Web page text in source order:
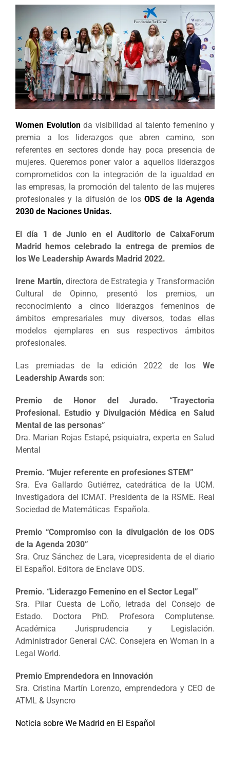
Women Evolutionda visibilidad al talento femenino y
premia a los liderazgos que abren camino, son
referentes en sectores donde hay poca presencia de
mujeres. Queremos poner valor a aquellos liderazgos
comprometidos con la integración de la igualdad en
las empresas, la promoción del talento de las mujeres
profesionales y la difusión de los ODS de la Agenda
2030 de Naciones Unidas.
El día 1 de Junio en el Auditorio de CaixaForum
Madrid hemos celebrado la entrega de premios de
los We Leadership Awards Madrid 2022.
Irene Martín, directora de Estrategia y Transformación
Cultural de Opinno, presentó los premios,
un
reconocimiento a cinco liderazgos femeninos de
ámbitos empresariales muy diversos, todas ellas
modelos ejemplares en sus respectivos ámbitos
profesionales.
Las premiadas de la edición 2022 de los We
Leadership Awards son:
Premio de Honor del Jurado. “Trayectoria
Profesional. Estudio y Divulgación Médica en Salud
Mental de las personas”
Dra. Marian Rojas Estapé, psiquiatra, experta en Salud
Mental
Premio. “Mujer referente en profesiones STEM”
Sra. Eva Gallardo Gutiérrez, catedrática de la UCM.
Investigadora del ICMAT. Presidenta de la RSME. Real
Sociedad de Matemáticas Española.
Premio “Compromiso con la divulgación de los ODS
de la Agenda 2030”
Sra. Cruz Sánchez de Lara, vicepresidenta de el diario
El Español. Editora de Enclave ODS.
Premio. “Liderazgo Femenino en el Sector Legal”
Sra. Pilar Cuesta de Loño, letrada del Consejo de
Estado. Doctora PhD. Profesora Complutense.
Académica Jurisprudencia y Legislación.
Administrador General CAC. Consejera en Woman in a
Legal World.
Premio Emprendedora en Innovación
Sra. Cristina Martín Lorenzo, emprendedora y CEO de
ATML & Usyncro
Noticia sobre We Madrid en El Español